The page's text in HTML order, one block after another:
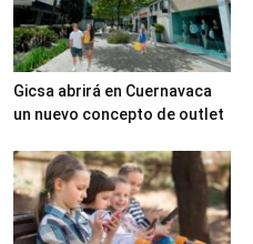
Gicsa abrirá en Cuernavaca
un nuevo concepto de outlet